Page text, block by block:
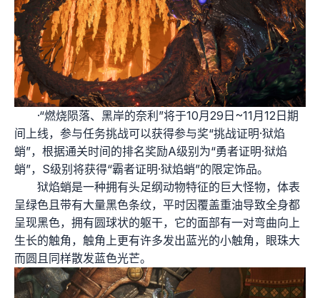
·“燃烧陨落、黑岸的奈利”将于10月29日~11月12日期
间上线，参与任务挑战可以获得参与奖“挑战证明·狱焰
蛸”，根据通关时间的排名奖励A级别为“勇者证明·狱焰
蛸”，S级别将获得“霸者证明·狱焰蛸”的限定饰品。
狱焰蛸是一种拥有头足纲动物特征的巨大怪物，体表
呈绿色且带有大量黑色条纹，平时因覆盖重油导致全身都
呈现黑色，拥有圆球状的躯干，它的面部有一对弯曲向上
生长的触角，触角上更有许多发出蓝光的小触角，眼珠大
而圆且同样散发蓝色光芒。